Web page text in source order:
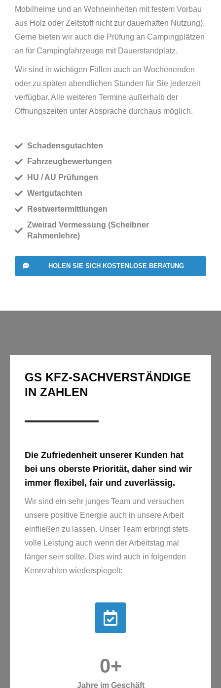
Mobilheime und an Wohneinheiten mit festem Vorbau
aus Holz oder Zeltstoff nicht zur dauerhaften Nutzung).
Gerne bieten wir auch die Prüfung an Campingplätzen
an für Campingfahrzeuge mit Dauerstandplatz.
Wir sind in wichtigen Fällen auch an Wochenenden
oder zu späten abendlichen Stunden für Sie jederzeit
verfügbar. Alle weiteren Termine außerhalb der
Öffnungszeiten unter Absprache durchaus möglich.
Schadensgutachten
Fahrzeugbewertungen
HU / AU Prüfungen
Wertgutachten
Restwertermittlungen
Zweirad Vermessung (Scheibner
Rahmenlehre)
HOLEN SIE SICH KOSTENLOSE BERATUNG
GS KFZ-SACHVERSTÄNDIGE
IN ZAHLEN
Die Zufriedenheit unserer Kunden hat
bei uns oberste Priorität, daher sind wir
immer flexibel, fair und zuverlässig.
Wir sind ein sehr junges Team und versuchen
unsere positive Energie auch in unsere Arbeit
einfließen zu lassen. Unser Team erbringt stets
volle Leistung auch wenn der Arbeitstag mal
länger sein sollte. Dies wird auch in folgenden
Kennzahlen wiederspiegelt:
0+
Jahre im Geschäft